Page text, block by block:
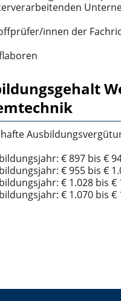
innen der
€ 897 bis €
€ 955 bis €
€ 1.028 bis €
€ 1.070 bis €